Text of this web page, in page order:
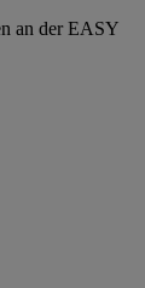
an der EASY